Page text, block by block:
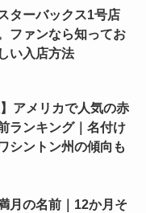
ターバックス1号店
ファンなら知ってお
い入店方法
】アメリカで人気の赤
ランキング｜名付け
シントン州の傾向も
月の名前｜12か月そ